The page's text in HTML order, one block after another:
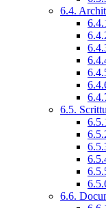
6.4.
6.5.
6.6.